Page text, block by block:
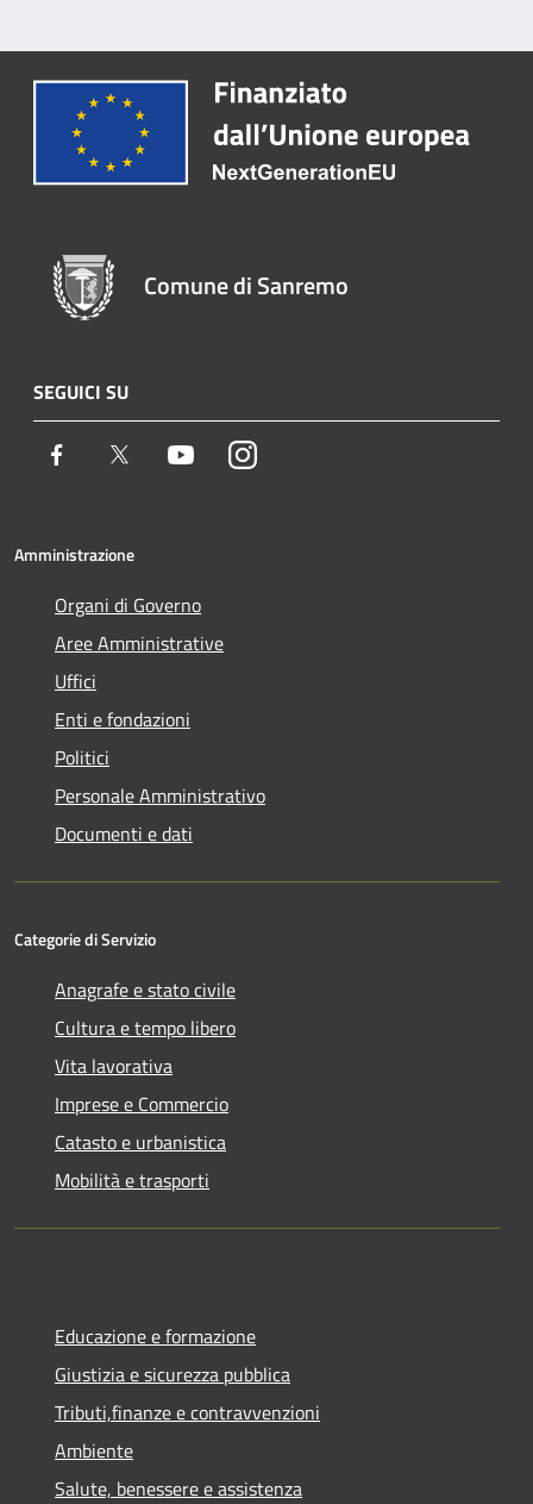
Comune di Sanremo
SEGUICI SU
Facebook Twitter YoutubeInstagram
Amministrazione
Organi di Governo
Aree Amministrative
Uffici
Enti e fondazioni
Politici
Personale Amministrativo
Documenti e dati
Categorie di Servizio
Anagrafe e stato civile
Cultura e tempo libero
Vita lavorativa
Imprese e Commercio
Catasto e urbanistica
Mobilità e trasporti
Educazione e formazione
Giustizia e sicurezza pubblica
Tributi,finanze e contravvenzioni
Ambiente
Salute, benessere e assistenza